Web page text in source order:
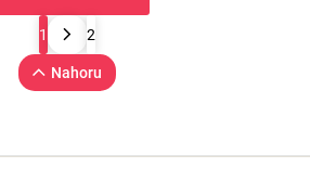
1 2
Nahoru